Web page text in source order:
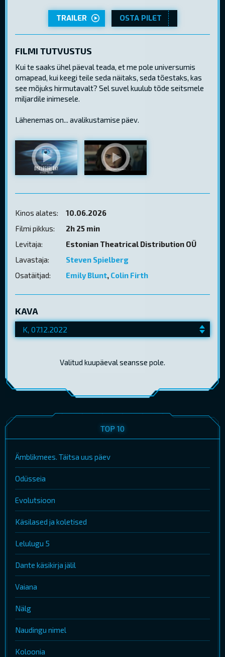
TRAILER OSTA PILET
FILMI TUTVUSTUS
Kui te saaks ühel päeval teada, et me pole universumis
omapead, kui keegi teile seda näitaks, seda tõestaks, kas
see mõjuks hirmutavalt? Sel suvel kuulub tõde seitsmele
miljardile inimesele.
Lähenemas on... avalikustamise päev.
Kinos alates:
10.06.2026
Filmi pikkus:
2h 25 min
Levitaja:
Estonian Theatrical Distribution OÜ
Lavastaja:
Steven Spielberg
Osatäitjad:
Emily Blunt, Colin Firth
KAVA
Valitud kuupäeval seansse pole.
TOP 10
Ämblikmees. Täitsa uus päev
Odüsseia
Evolutsioon
Käsilased ja koletised
Lelulugu 5
Dante käsikirja jälil
Vaiana
Nälg
Naudingu nimel
Koloonia